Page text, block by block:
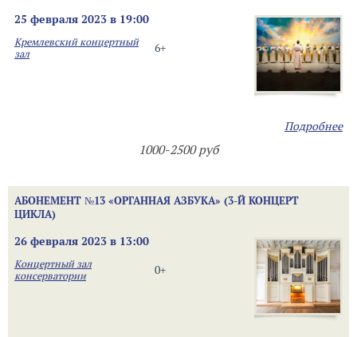
25 февраля 2023 в 19:00
6+
Кремлевский концертный
зал
Подробнее
1000-2500 руб
АБОНЕМЕНТ №13 «ОРГАННАЯ АЗБУКА» (3-Й КОНЦЕРТ
ЦИКЛА)
26 февраля 2023 в 13:00
0+
Концертный зал
консерватории